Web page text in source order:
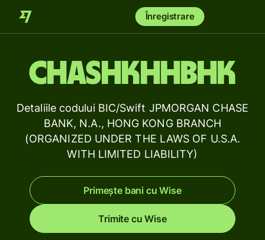
Înregistrare
CHASHKHHBHK
Detaliile codului BIC/Swift JPMORGAN CHASE
BANK, N.A., HONG KONG BRANCH
(ORGANIZED UNDER THE LAWS OF U.S.A.
WITH LIMITED LIABILITY)
Primește bani cu Wise
Trimite cu Wise